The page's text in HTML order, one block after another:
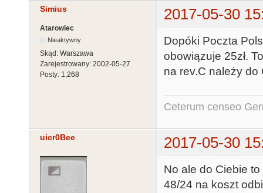
Simius 2017-05-30
Atarowiec
Nieaktywny
Skąd: Warszawa
Zarejestrowany: 2002-05-27
Posty: 1,268
Dopóki Poczta
obowiązuje 25zł.
na rev.C należy do
Ceterum censeo
uicr0Bee 2017-05-30
No ale do Ciebie
48/24 na koszt